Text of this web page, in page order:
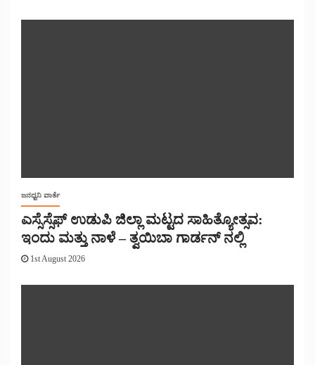
ಜನಧ್ವನಿ ವಾರ್ತೆ
ಎಸ್ಸೆಸ್ಸೆಫ್ ಉಡುಪಿ ಜಿಲ್ಲಾ ಮಟ್ಟದ ಸಾಹಿತ್ಯೋತ್ಸವ:
ಇಂದು ಮತ್ತು ನಾಳೆ – ತ್ವಯಿಬಾ ಗಾರ್ಡನ್ ನಲ್ಲಿ
1st August 2026